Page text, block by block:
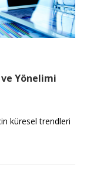
ve Yönelimi
küresel trendleri